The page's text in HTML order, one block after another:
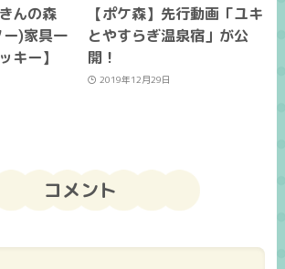
んの森
)家具一
キー】
【ポケ森】先行動画「ユキ
とやすらぎ温泉宿」が公
開！
2019年12月29日
コメント